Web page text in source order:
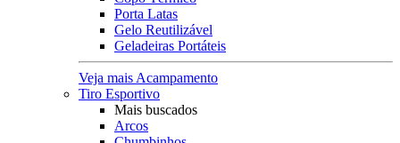
Porta Latas
Gelo Reutilizável
Geladeiras Portáteis
Veja mais Acampamento
Tiro Esportivo
Mais buscados
Arcos